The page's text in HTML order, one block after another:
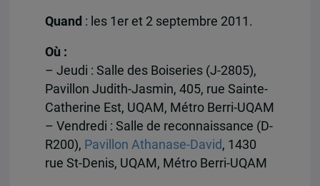
Quand : les 1er et 2 septembre 2011.
Où :
– Jeudi : Salle des Boiseries (J-2805),
Pavillon Judith-Jasmin, 405, rue Sainte-
Catherine Est, UQAM, Métro Berri-UQAM
– Vendredi : Salle de reconnaissance (D-
R200), Pavillon Athanase-David , 1430
rue St-Denis, UQAM, Métro Berri-UQAM